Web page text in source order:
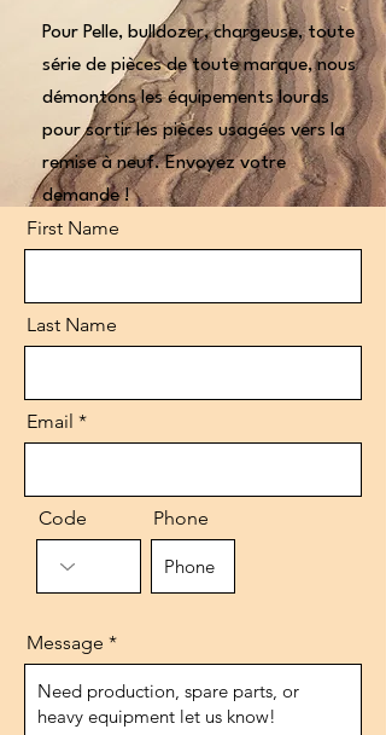
Pour Pelle, bulldozer, chargeuse, toute
série de pièces de toute marque, nous
démontons les équipements lourds
pour sortir les pièces usagées vers la
remise à neuf. Envoyez votre
demande !
First Name
Last Name
Email
Code Phone
Message